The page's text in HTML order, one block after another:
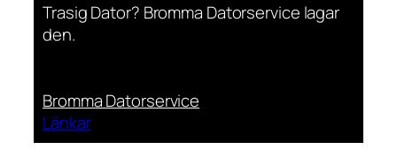
Trasig Dator? Bromma Datorservice lagar
den.
Bromma Datorservice
Länkar